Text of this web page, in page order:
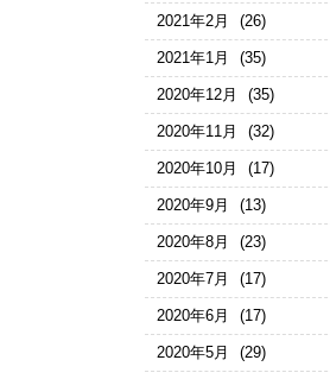
2021年2月 (26)
2021年1月 (35)
2020年12月 (35)
2020年11月 (32)
2020年10月 (17)
2020年9月 (13)
2020年8月 (23)
2020年7月 (17)
2020年6月 (17)
2020年5月 (29)